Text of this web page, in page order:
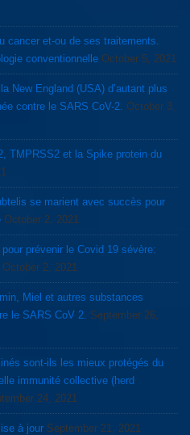
cancer et-ou de ses traitements.
conventionnelle October 5, 2021
New England (USA) d’autant plus
contre le SARS CoV-2. October 3,
TMPRSS2 et la Spike protein du
se marient avec succès pour
October 2, 2021
prévenir le Covid 19 sévère:
October 2, 2021
Miel et autres substances
le SARS CoV 2. September 26,
sont-ils les mieux protégés du
immunité collective (herd
24, 2021
à jour September 21, 2021